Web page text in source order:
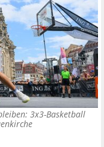
3x3-Basketball